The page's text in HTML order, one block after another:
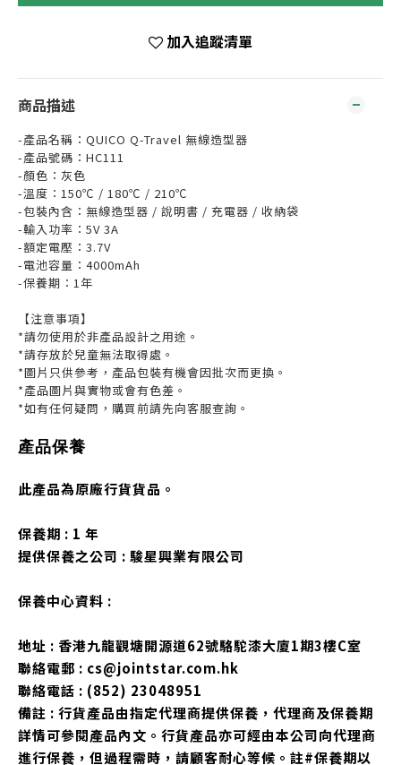
加入追蹤清單
商品描述
-產品名稱：QUICO Q-Travel 無線造型器
-產品號碼：HC111
-顏色：灰色
-溫度：150℃ / 180℃ / 210℃
-包裝內含：無線造型器 / 說明書 / 充電器 / 收納袋
-輸入功率：5V 3A
-額定電壓：3.7V
-電池容量：4000mAh
-保養期：1年
【注意事項】
*請勿使用於非產品設計之用途。
*請存放於兒童無法取得處。
*圖片只供參考，產品包裝有機會因批次而更換。
*產品圖片與實物或會有色差。
*如有任何疑問，購買前請先向客服查詢。
產品保養
此產品為原廠行貨貨品。
保養期 : 1 年
提供保養之公司 : 駿星興業有限公司
保養中心資料 :
地址 : 香港九龍觀塘開源道62號駱駝漆大廈1期3樓C室
聯絡電郵 : cs@jointstar.com.hk
聯絡電話 : (852) 23048951
備註 : 行貨產品由指定代理商提供保養，代理商及保養期
詳情可參閱產品內文。行貨產品亦可經由本公司向代理商
進行保養，但過程需時，請顧客耐心等候。註#保養期以